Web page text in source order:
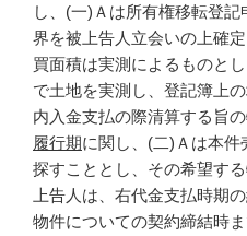
し、(一)Ａは所有権移転登
界を被上告人立会いの上確
買面積は実測によるものと
で土地を実測し、登記簿上
内入金支払の際清算する旨
履行期に関し、(二)Ａは本
探すこととし、その希望す
上告人は、右代金支払時期
物件についての契約締結時